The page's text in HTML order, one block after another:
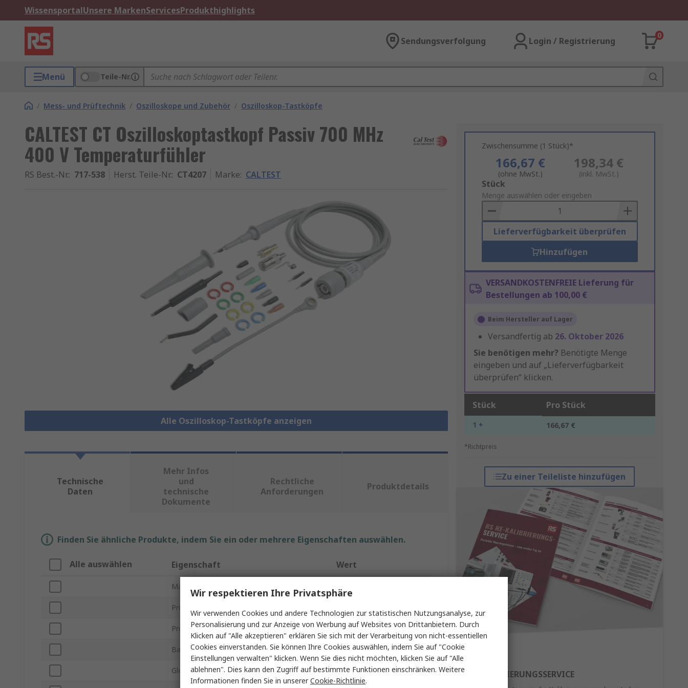
WissensportalUnsere MarkenServicesProdukthighlights
Sendungsverfolgung Login / Registrierung
0
Menü Teile-Nr.
/ Mess- und Prüftechnik / Oszilloskope und Zubehör / Oszilloskop-Tastköpfe
CALTEST CT Oszilloskoptastkopf Passiv 700 MHz
400 V Temperaturfühler
RS Best.-Nr.: 717-538 Herst. Teile-Nr.: CT4207 Marke: CALTEST
Alle Oszilloskop-Tastköpfe anzeigen
Zwischensumme (1 Stück)*
166,67 €
(ohne MwSt.)
198,34 €
(inkl. MwSt.)
Add
to
Basket
Stück
Menge auswählen oder eingeben
Lieferverfügbarkeit überprüfen
Hinzufügen
VERSANDKOSTENFREIE Lieferung für
Bestellungen ab 100,00 €
Beim Hersteller auf Lager
Versandfertig ab 26. Oktober 2026
Sie benötigen mehr? Benötigte Menge
eingeben und auf „Lieferverfügbarkeit
überprüfen“ klicken.
Stück Pro Stück
1 + 166,67 €
*Richtpreis
Zu einer Teileliste hinzufügen
RE-KALIBRIERUNGSSERVICE
Technische
Daten
Mehr Infos
und
technische
Dokumente
Rechtliche
Anforderungen
Produktdetails
Finden Sie ähnliche Produkte, indem Sie ein oder mehrere Eigenschaften auswählen.
Alle auswählen Eigenschaft Wert
Marke
Prüfsonden Typ
Produkt Typ Oszilloskoptastkopf
Bandbreite 700MHz
Gleichtakt-Spannungseingang max. 400V
Wir respektieren Ihre Privatsphäre
Wir verwenden Cookies und andere Technologien zur statistischen Nutzungsanalyse, zur
Personalisierung und zur Anzeige von Werbung auf Websites von Drittanbietern. Durch
Klicken auf "Alle akzeptieren" erklären Sie sich mit der Verarbeitung von nicht-essentiellen
Cookies einverstanden. Sie können Ihre Cookies auswählen, indem Sie auf "Cookie
Einstellungen verwalten" klicken. Wenn Sie dies nicht möchten, klicken Sie auf "Alle
ablehnen". Dies kann den Zugriff auf bestimmte Funktionen einschränken. Weitere
Informationen finden Sie in unsererCookie-Richtlinie.